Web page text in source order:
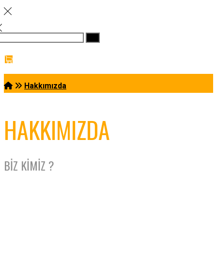
Hakkımızda
HAKKIMIZDA
BİZ KİMİZ ?